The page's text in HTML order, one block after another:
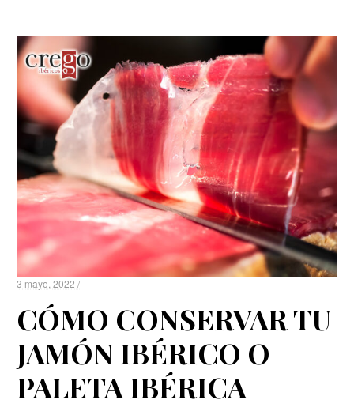
3 mayo, 2022 /
CÓMO CONSERVAR TU
JAMÓN IBÉRICO O
PALETA IBÉRICA